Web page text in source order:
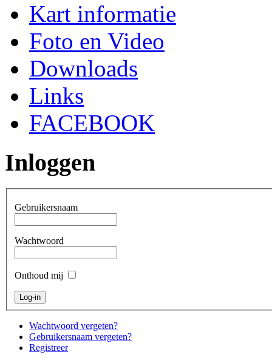
Kart informatie
Foto en Video
Downloads
Links
FACEBOOK
Inloggen
Gebruikersnaam
Wachtwoord
Onthoud mij
Wachtwoord vergeten?
Gebruikersnaam vergeten?
Registreer